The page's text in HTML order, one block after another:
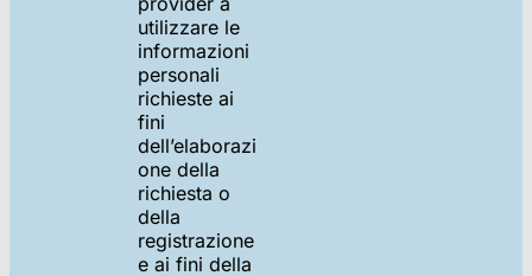
utilizzare le
informazioni
personali
richieste ai
fini
dell’elaborazi
one della
richiesta o
della
registrazione
e ai fini della